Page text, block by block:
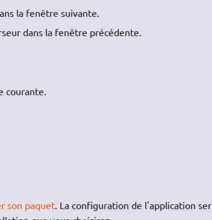
la fenêtre suivante.
dans la fenêtre précédente.
courante.
son paquet. La configuration de l'application